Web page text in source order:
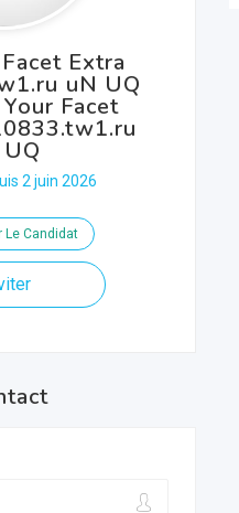
Extra
uN UQ
Facet
2 juin 2026
Le Candidat